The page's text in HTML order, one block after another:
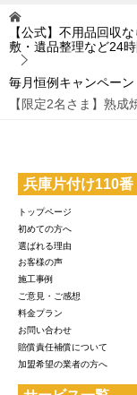
【公式】不用品回収
敷・遺品整理など24時
毎月恒例キャンペーン
【限定2名さま】熟成
兵庫片付け110番
トップページ
初めての方へ
選ばれる理由
お客様の声
施工事例
ご意見・ご感想
料金プラン
お問い合わせ
賠償責任補償について
加盟希望の業者の方へ